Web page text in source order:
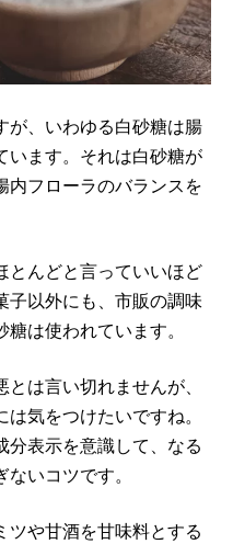
が、いわゆる白砂糖は腸
います。それは白砂糖が
内フローラのバランスを
とんどと言っていいほど
子以外にも、市販の調味
は使われています。
は言い切れませんが、
気をつけたいですね。
分表示を意識して、なる
いコツです。
ツや甘酒を甘味料とする